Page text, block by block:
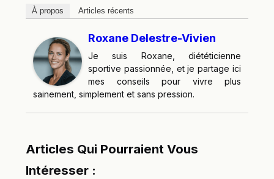
À propos Articles récents
Roxane Delestre-Vivien
Je suis Roxane, diététicienne
sportive passionnée, et je partage ici
mes conseils pour vivre plus
sainement, simplement et sans pression.
Articles Qui Pourraient Vous
Intéresser :